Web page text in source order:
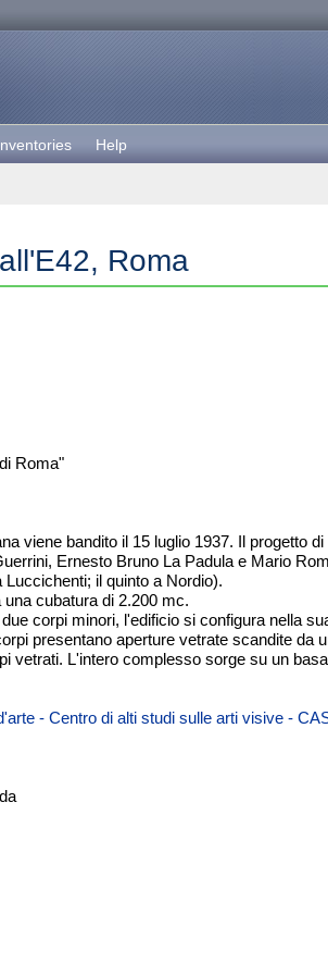
Help
Roma
Roma"
viene bandito il 15 luglio 1937. Il progetto
Ernesto Bruno La Padula e Mario
il quinto a Nordio).
cubatura di 2.200 mc.
corpi minori, l'edificio si configura nella
presentano aperture vetrate scandite da
vetrati. L'intero complesso sorge su un
- Centro di alti studi sulle arti visive -